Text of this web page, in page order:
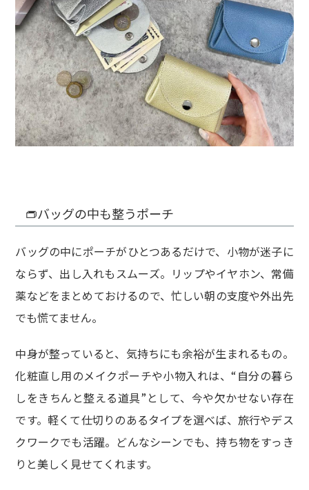
👝バッグの中も整うポーチ
バッグの中にポーチがひとつあるだけで、小物が迷子に
ならず、出し入れもスムーズ。リップやイヤホン、常備
薬などをまとめておけるので、忙しい朝の支度や外出先
でも慌てません。
中身が整っていると、気持ちにも余裕が生まれるもの。
化粧直し用のメイクポーチや小物入れは、“自分の暮ら
しをきちんと整える道具”として、今や欠かせない存在
です。軽くて仕切りのあるタイプを選べば、旅行やデス
クワークでも活躍。どんなシーンでも、持ち物をすっき
りと美しく見せてくれます。